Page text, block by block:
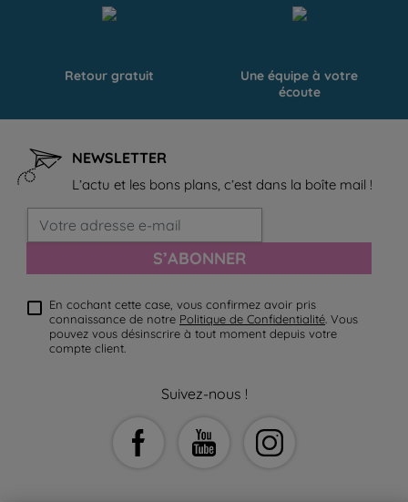
Retour gratuit
Une équipe à votre
écoute
NEWSLETTER
L’actu et les bons plans, c’est dans la boîte mail !
S’ABONNER
En cochant cette case, vous confirmez avoir pris
connaissance de notre Politique de Confidentialité . Vous
pouvez vous désinscrire à tout moment depuis votre
compte client.
Suivez-nous !